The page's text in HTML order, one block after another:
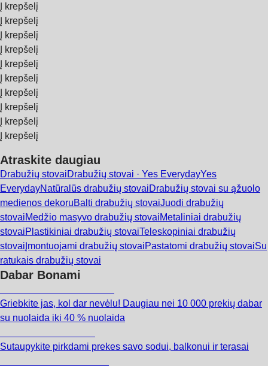
Į krepšelį
Į krepšelį
Į krepšelį
Į krepšelį
Į krepšelį
Į krepšelį
Į krepšelį
Į krepšelį
Į krepšelį
Į krepšelį
Atraskite daugiau
Drabužių stovaiDrabužių stovai · Yes EverydayYes
EverydayNatūralūs drabužių stovaiDrabužių stovai su ąžuolo
medienos dekoruBalti drabužių stovaiJuodi drabužių
stovaiMedžio masyvo drabužių stovaiMetaliniai drabužių
stovaiPlastikiniai drabužių stovaiTeleskopiniai drabužių
stovaiĮmontuojami drabužių stovaiPastatomi drabužių stovaiSu
ratukais drabužių stovai
Dabar Bonami
Griebkite jas, kol dar nevėlu! Daugiau nei 10 000 prekių dabar
su nuolaida iki 40 % nuolaida
Sutaupykite pirkdami prekes savo sodui, balkonui ir terasai